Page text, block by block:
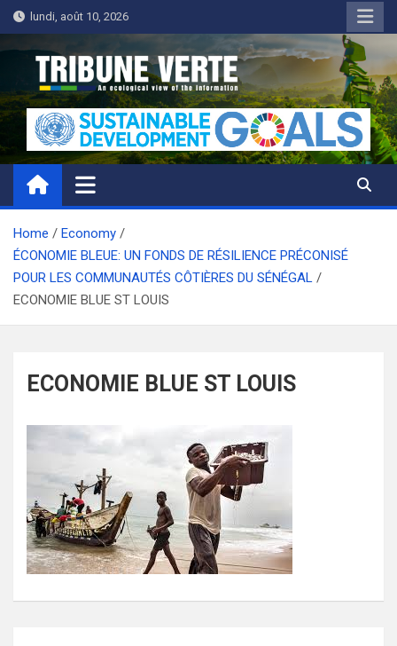
Skip
to
content
lundi, août 10, 2026
Tribune Verte
Un regard écologique de l'information
Home
Economy
ÉCONOMIE BLEUE: UN FONDS DE RÉSILIENCE PRÉCONISÉ
POUR LES COMMUNAUTÉS CÔTIÈRES DU SÉNÉGAL
ECONOMIE BLUE ST LOUIS
ECONOMIE BLUE ST LOUIS